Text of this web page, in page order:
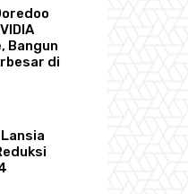
Bangun
di